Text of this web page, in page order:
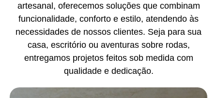
artesanal, oferecemos soluções que combinam
funcionalidade, conforto e estilo, atendendo às
necessidades de nossos clientes. Seja para sua
casa, escritório ou aventuras sobre rodas,
entregamos projetos feitos sob medida com
qualidade e dedicação.